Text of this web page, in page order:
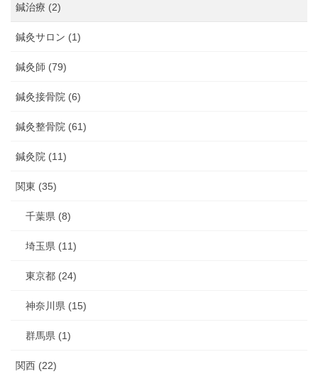
鍼治療 (2)
鍼灸サロン (1)
鍼灸師 (79)
鍼灸接骨院 (6)
鍼灸整骨院 (61)
鍼灸院 (11)
関東 (35)
千葉県 (8)
埼玉県 (11)
東京都 (24)
神奈川県 (15)
群馬県 (1)
関西 (22)